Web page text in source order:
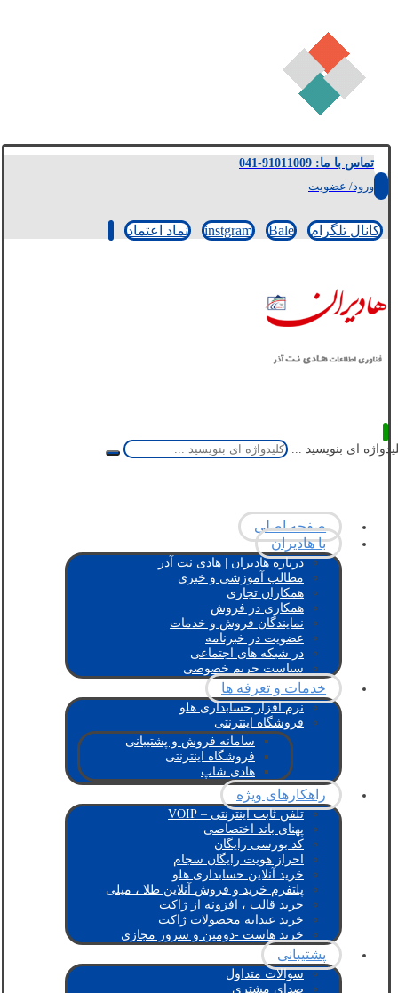
تماس با ما: 91011009-041
ورود/ عضویت
کانال تلگرام instgram Bale نماد اعتماد
ای بنویسید ...
صفحه اصلی
با هادیران
درباره هادیران | هادی نت آذر
مطالب آموزشی و خبری
همکاران تجاری
همکاری در فروش
نمایندگان فروش و خدمات
عضویت در خبرنامه
در شبکه های اجتماعی
سیاست حریم خصوصی
خدمات و تعرفه ها
نرم افزار حسابداری هلو
فروشگاه اینترنتی
سامانه فروش و پشتیبانی
فروشگاه اینترنتی
هادی شاپ
راهکارهای ویژه
تلفن ثابت اینترنتی – VOIP
پهنای باند اختصاصی
کد بورسی رایگان
احراز هویت رایگان سجام
خرید آنلاین حسابداری هلو
پلتفرم خرید و فروش آنلاین طلا ، میلی
خرید قالب ، افزونه از ژاکت
خرید عیدانه محصولات ژاکت
خرید هاست -دومین و سرور مجازی
پشتیبانی
سوالات متداول
صدای مشتری